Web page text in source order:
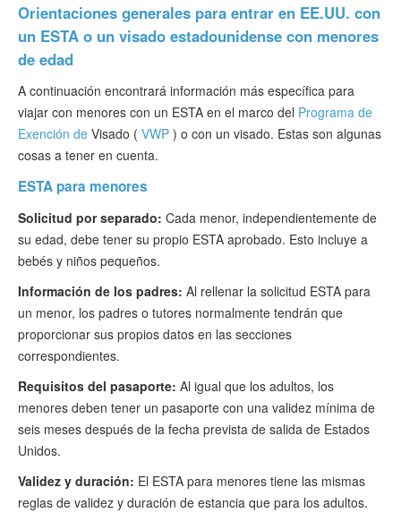
Orientaciones generales para entrar en EE.UU. con
un ESTA o un visado estadounidense con menores
de edad
A continuación encontrará información más específica para
viajar con menores con un ESTA en el marco del Programa de
Exención de Visado ( VWP ) o con un visado. Estas son algunas
cosas a tener en cuenta.
ESTA para menores
Solicitud por separado: Cada menor, independientemente de
su edad, debe tener su propio ESTA aprobado. Esto incluye a
bebés y niños pequeños.
Información de los padres: Al rellenar la solicitud ESTA para
un menor, los padres o tutores normalmente tendrán que
proporcionar sus propios datos en las secciones
correspondientes.
Requisitos del pasaporte: Al igual que los adultos, los
menores deben tener un pasaporte con una validez mínima de
seis meses después de la fecha prevista de salida de Estados
Unidos.
Validez y duración: El ESTA para menores tiene las mismas
reglas de validez y duración de estancia que para los adultos.